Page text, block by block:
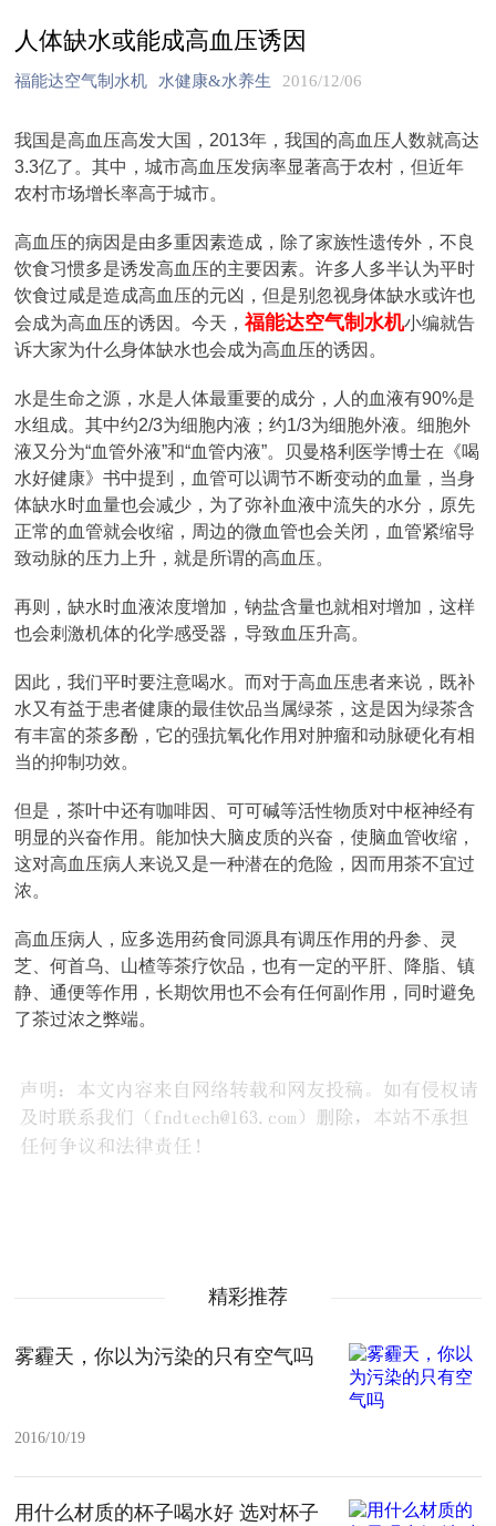
人体缺水或能成高血压诱因
福能达空气制水机 水健康&水养生 2016/12/06
我国是高血压高发大国，2013年，我国的高血压人数就高达
3.3亿了。其中，城市高血压发病率显著高于农村，但近年
农村市场增长率高于城市。
高血压的病因是由多重因素造成，除了家族性遗传外，不良
饮食习惯多是诱发高血压的主要因素。许多人多半认为平时
饮食过咸是造成高血压的元凶，但是别忽视身体缺水或许也
会成为高血压的诱因。今天，福能达空气制水机小编就告
诉大家为什么身体缺水也会成为高血压的诱因。
水是生命之源，水是人体最重要的成分，人的血液有90%是
水组成。其中约2/3为细胞内液；约1/3为细胞外液。细胞外
液又分为“血管外液”和“血管内液”。贝曼格利医学博士在《喝
水好健康》书中提到，血管可以调节不断变动的血量，当身
体缺水时血量也会减少，为了弥补血液中流失的水分，原先
正常的血管就会收缩，周边的微血管也会关闭，血管紧缩导
致动脉的压力上升，就是所谓的高血压。
再则，缺水时血液浓度增加，钠盐含量也就相对增加，这样
也会刺激机体的化学感受器，导致血压升高。
因此，我们平时要注意喝水。而对于高血压患者来说，既补
水又有益于患者健康的最佳饮品当属绿茶，这是因为绿茶含
有丰富的茶多酚，它的强抗氧化作用对肿瘤和动脉硬化有相
当的抑制功效。
但是，茶叶中还有咖啡因、可可碱等活性物质对中枢神经有
明显的兴奋作用。能加快大脑皮质的兴奋，使脑血管收缩，
这对高血压病人来说又是一种潜在的危险，因而用茶不宜过
浓。
高血压病人，应多选用药食同源具有调压作用的丹参、灵
芝、何首乌、山楂等茶疗饮品，也有一定的平肝、降脂、镇
静、通便等作用，长期饮用也不会有任何副作用，同时避免
了茶过浓之弊端。
精彩推荐
雾霾天，你以为污染的只有空气吗
2016/10/19
用什么材质的杯子喝水好 选对杯子